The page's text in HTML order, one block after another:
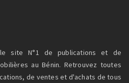
le site N°1 de publications et de
au Bénin. Retrouvez toutes
de ventes et d'achats de tous